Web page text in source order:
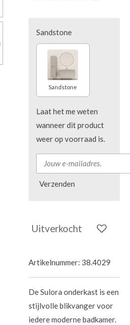
Sandstone
Sandstone
Laat het me weten
wanneer dit product
weer op voorraad is.
Verzenden
Uitverkocht
Artikelnummer: 38.4029
De Sulora onderkast is een
stijlvolle blikvanger voor
iedere moderne badkamer.